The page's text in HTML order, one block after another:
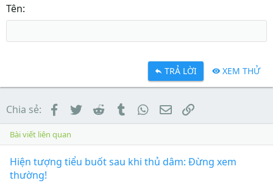
Tên
TRẢ LỜI XEM THỬ
Chia sẻ: Facebook
TwitterReddit Tumblr WhatsApp
EmailLink
Bài viết liên quan
Hiện tượng tiểu buốt sau khi thủ dâm: Đừng xem
thường!